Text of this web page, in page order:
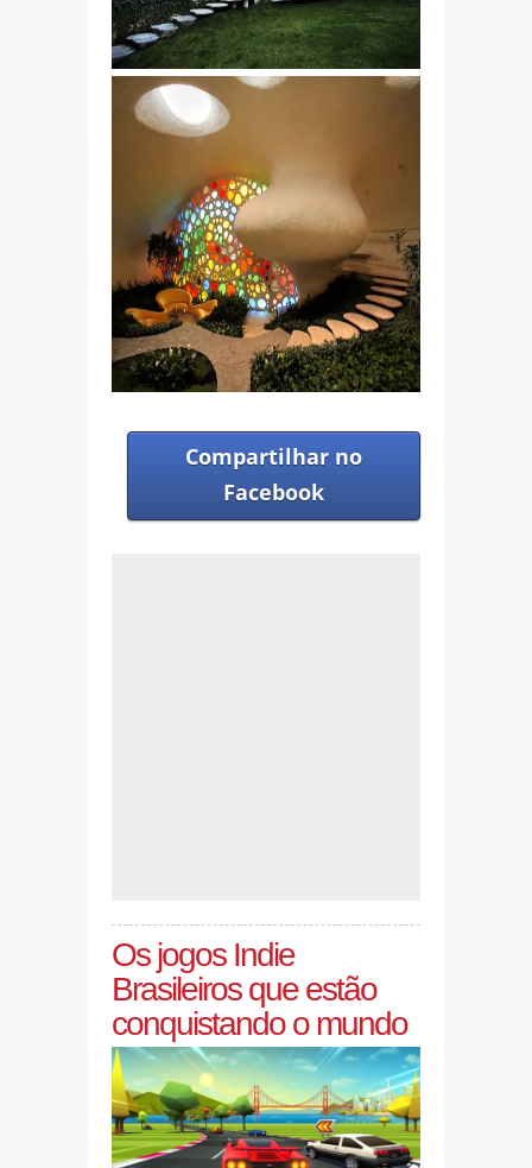
Compartilhar no
Facebook
Os jogos Indie
Brasileiros que estão
conquistando o mundo